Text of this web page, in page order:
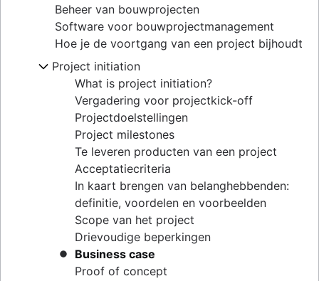
Beheer van bouwprojecten
Software voor bouwprojectmanagement
Hoe je de voortgang van een project bijhoudt
Project initiation
What is project initiation?
Vergadering voor projectkick-off
Projectdoelstellingen
Project milestones
Te leveren producten van een project
Acceptatiecriteria
In kaart brengen van belanghebbenden:
definitie, voordelen en voorbeelden
Scope van het project
Drievoudige beperkingen
Business case
Proof of concept